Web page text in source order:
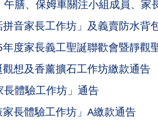
午膳、保姆車關注小組成員、家
音家長工作坊」及義賣防水背
度家長義工聖誕聯歡會暨靜觀
想及香薰擴石工作坊繳款通告
長體驗工作坊」通告
長體驗工作坊」A繳款通告